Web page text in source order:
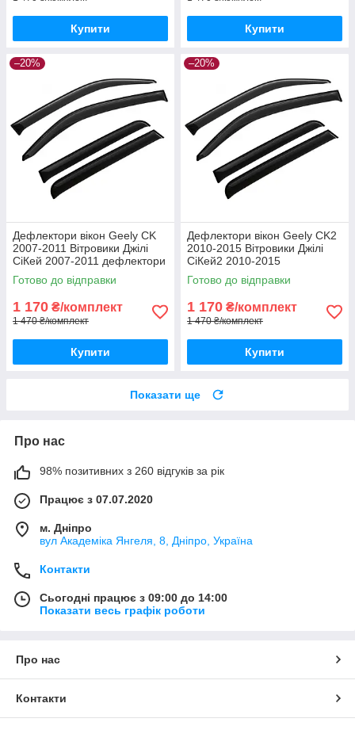
Купити Купити
–20%
Дефлектори вікон Geely CK
2007-2011 Вітровики Джілі
СіКей 2007-2011 дефлектори
4шт
Готово до відправки
1 170 ₴/комплект
1 470 ₴/комплект
Купити
–20%
Дефлектори вікон Geely CK2
2010-2015 Вітровики Джілі
СіКей2 2010-2015
дефлектори 4шт
Готово до відправки
1 170 ₴/комплект
1 470 ₴/комплект
Купити
Показати ще
Про нас
98% позитивних з 260 відгуків за рік
Працює з 07.07.2020
м. Дніпро
вул Академіка Янгеля, 8, Дніпро, Україна
Контакти
Сьогодні працює з 09:00 до 14:00
Показати весь графік роботи
Про нас
Контакти